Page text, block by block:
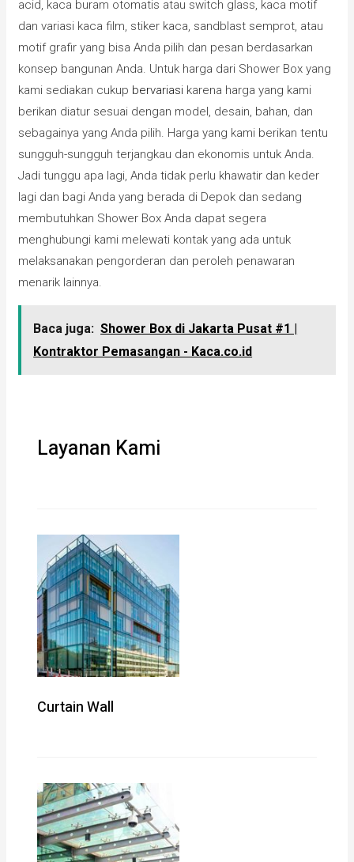
acid, kaca buram otomatis atau switch glass, kaca motif
dan variasi kaca film, stiker kaca, sandblast semprot, atau
motif grafir yang bisa Anda pilih dan pesan berdasarkan
konsep bangunan Anda. Untuk harga dari Shower Box yang
kami sediakan cukup bervariasi karena harga yang kami
berikan diatur sesuai dengan model, desain, bahan, dan
sebagainya yang Anda pilih. Harga yang kami berikan tentu
sungguh-sungguh terjangkau dan ekonomis untuk Anda.
Jadi tunggu apa lagi, Anda tidak perlu khawatir dan keder
lagi dan bagi Anda yang berada di Depok dan sedang
membutuhkan Shower Box Anda dapat segera
menghubungi kami melewati kontak yang ada untuk
melaksanakan pengorderan dan peroleh penawaran
menarik lainnya.
Baca juga: Shower Box di Jakarta Pusat #1 |
Kontraktor Pemasangan - Kaca.co.id
Layanan Kami
Curtain Wall